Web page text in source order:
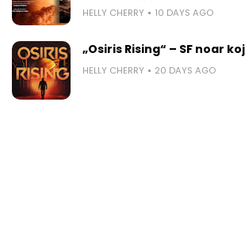
HELLY CHERRY 10 DAYS AGO
„Osiris Rising“ – SF noar
HELLY CHERRY 20 DAYS AGO